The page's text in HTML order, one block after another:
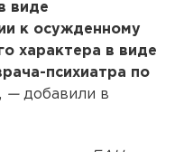
виде
к осужденному
характера в виде
психиатра по
—добавили в